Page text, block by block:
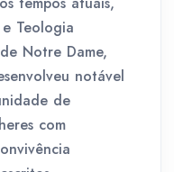
Teologia
Notre Dame,
notável
de
com